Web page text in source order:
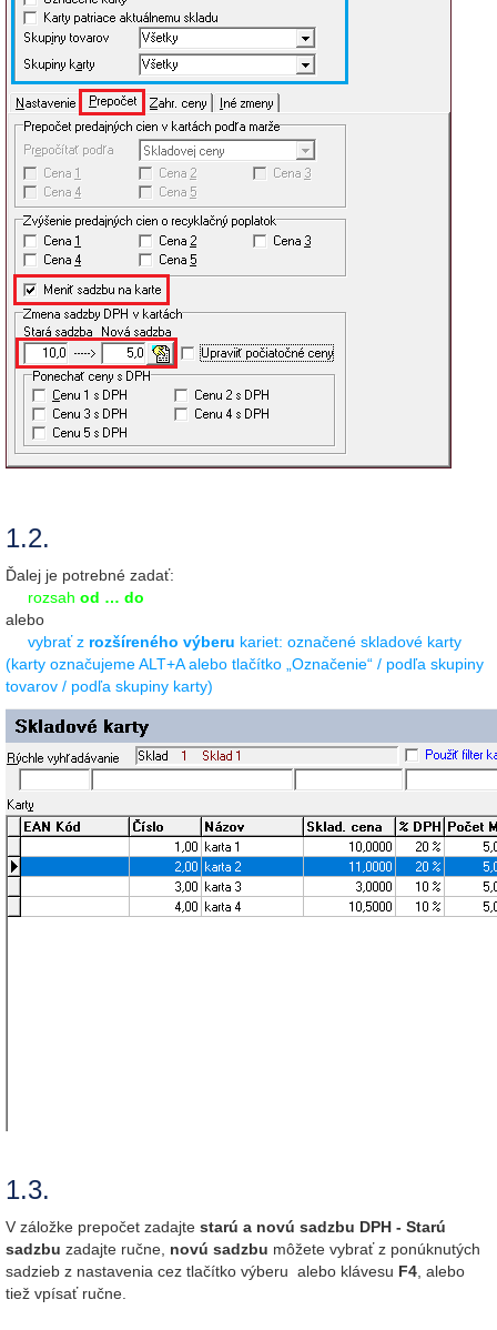
1.2.
Ďalej je potrebné zadať:
rozsah od … do
alebo
vybrať z rozšíreného výberu kariet: označené skladové karty
(karty označujeme ALT+A alebo tlačítko „Označenie“ / podľa skupiny
tovarov / podľa skupiny karty)
1.3.
V záložke prepočet zadajte starú a novú sadzbu DPH - Starú
sadzbu zadajte ručne, novú sadzbu môžete vybrať z ponúknutých
sadzieb z nastavenia cez tlačítko výberu alebo klávesu F4 , alebo
tiež vpísať ručne.